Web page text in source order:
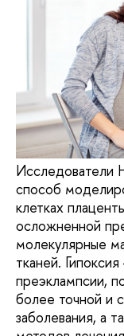
Исследователи
способ
клетках
осложненной
молекулярные
тканей.
преэклампсии,
более точной и
заболевания, а